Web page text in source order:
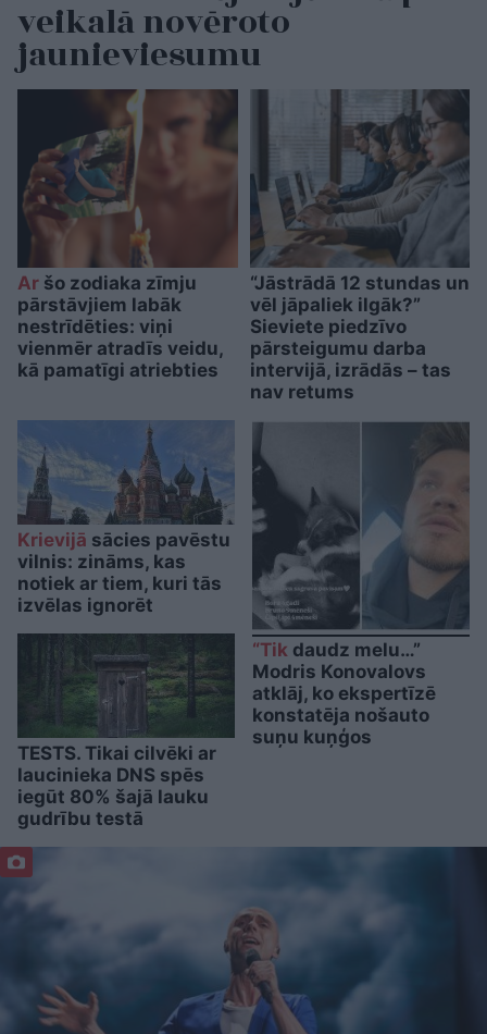
veikalā novēroto
jaunieviesumu
Ar šo zodiaka zīmju
pārstāvjiem labāk
nestrīdēties: viņi
vienmēr atradīs veidu,
kā pamatīgi atriebties
“Jāstrādā 12 stundas un
vēl jāpaliek ilgāk?”
Sieviete piedzīvo
pārsteigumu darba
intervijā, izrādās – tas
nav retums
Krievijā sācies pavēstu
vilnis: zināms, kas
notiek ar tiem, kuri tās
izvēlas ignorēt
TESTS. Tikai cilvēki ar
laucinieka DNS spēs
iegūt 80% šajā lauku
gudrību testā
“Tik daudz melu…”
Modris Konovalovs
atklāj, ko ekspertīzē
konstatēja nošauto
suņu kuņģos